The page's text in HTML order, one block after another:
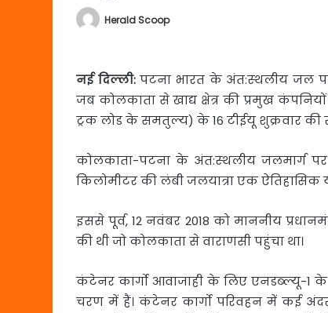
Herald Scoop
नई दिल्ली:पटना भारत के अंत:स्‍थलीय जल
जब कोलकाता से खाद्य क्षेत्र की प्रमुख
ट्रक लोड के समतुल्‍य) के 16 टीईयू शुक्रवार की
कोलकाता-पटना के अंत:स्‍थलीय जलमार्ग
किलोमीटर की लंबी जलयात्रा एक ऐतिहासिक
इससे पूर्व, 12 नवंबर 2018 को माननीय
की थी जो कोलकाता से वाराणसी पहुंचा था।
कंटेनर कार्गो आवाजाही के लिए एनडब्‍ल्‍यू-1
चरण में हैं। कंटेनर कार्गो परिवहन में कई